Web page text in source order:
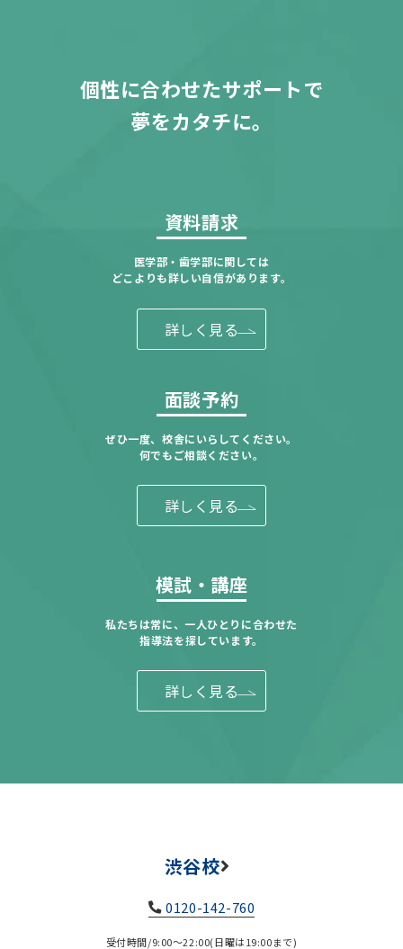
個性に合わせたサポートで
夢をカタチに。
資料請求
医学部・歯学部に関しては
どこよりも詳しい自信があります。
詳しく見る
面談予約
ぜひ一度、校舎にいらしてください。
何でもご相談ください。
詳しく見る
模試・講座
私たちは常に、一人ひとりに合わせた
指導法を探しています。
詳しく見る
渋谷校
0120-142-760
受付時間/9:00～22:00(日曜は19:00まで)